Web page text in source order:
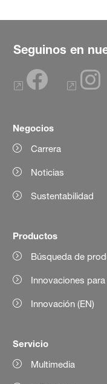
Seguinos en
Negocios
Carrera
Noticias
Sustentabilidad
Productos
Búsqueda de
Innovaciones
Innovación (EN)
Servicio
Multimedia